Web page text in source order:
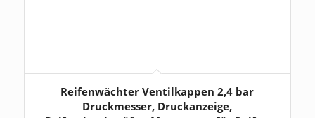
Reifenwächter Ventilkappen 2,4 bar
Druckmesser, Druckanzeige,